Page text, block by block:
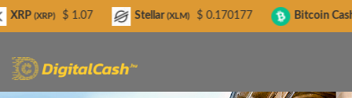
$ 1.07 Stellar (XLM) $ 0.170177 Bitcoin Cash(BCH) $
Digitalcash.hu